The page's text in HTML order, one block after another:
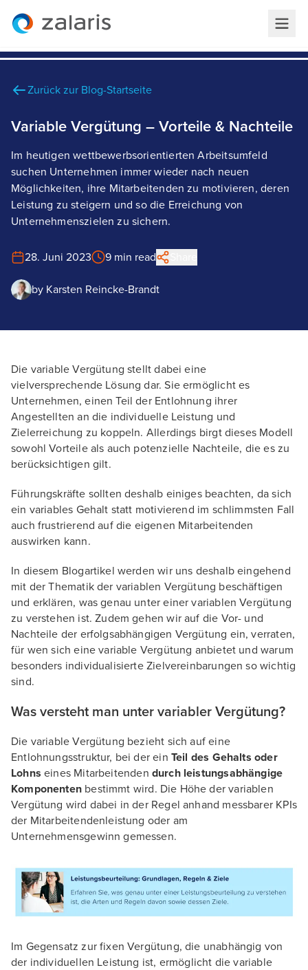
Zurück zur Blog-Startseite
Variable Vergütung – Vorteile & Nachteile
Im heutigen wettbewerbsorientierten Arbeitsumfeld
suchen Unternehmen immer wieder nach neuen
Möglichkeiten, ihre Mitarbeitenden zu motivieren, deren
Leistung zu steigern und so die Erreichung von
Unternehmenszielen zu sichern.
28. Juni 2023 9 min read
by Karsten Reincke-Brandt
Die variable Vergütung stellt dabei eine
vielversprechende Lösung dar. Sie ermöglicht es
Unternehmen, einen Teil der Entlohnung ihrer
Angestellten an die individuelle Leistung und
Zielerreichung zu koppeln. Allerdings birgt dieses Modell
sowohl Vorteile als auch potenzielle Nachteile, die es zu
berücksichtigen gilt.
Führungskräfte sollten deshalb einiges beachten, da sich
ein variables Gehalt statt motivierend im schlimmsten Fall
auch frustrierend auf die eigenen Mitarbeitenden
auswirken kann.
In diesem Blogartikel werden wir uns deshalb eingehend
mit der Thematik der variablen Vergütung beschäftigen
und erklären, was genau unter einer variablen Vergütung
zu verstehen ist. Zudem gehen wir auf die Vor- und
Nachteile der erfolgsabhängigen Vergütung ein, verraten,
für wen sich eine variable Vergütung anbietet und warum
besonders individualisierte Zielvereinbarungen so wichtig
sind.
Was versteht man unter variabler Vergütung?
Die variable Vergütung bezieht sich auf eine
Entlohnungsstruktur, bei der ein Teil des Gehalts oder
Lohns eines Mitarbeitenden durch leistungsabhängige
Komponentenbestimmt wird. Die Höhe der variablen
Vergütung wird dabei in der Regel anhand messbarer KPIs
der Mitarbeitendenleistung oder am
Unternehmensgewinn gemessen.
Im Gegensatz zur fixen Vergütung, die unabhängig von
der individuellen Leistung ist, ermöglicht die variable